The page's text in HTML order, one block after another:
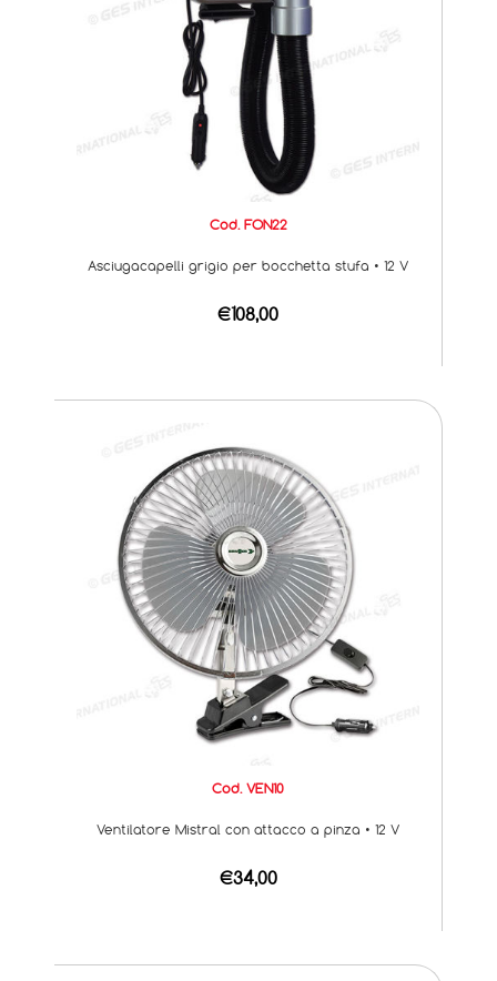
Cod. FON22
Asciugacapelli grigio per bocchetta stufa • 12 V
€108,00
Cod. VEN10
Ventilatore Mistral con attacco a pinza • 12 V
€34,00